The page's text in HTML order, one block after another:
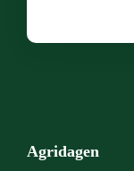
Agridagen